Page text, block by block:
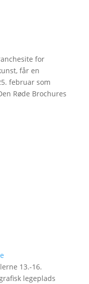
for
får en
februar som
Røde Brochures
13.-16.
legeplads